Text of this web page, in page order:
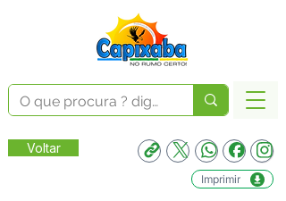
Voltar
Imprimir